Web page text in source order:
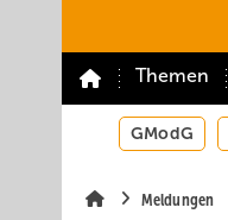
Themen
GModG
Meldungen